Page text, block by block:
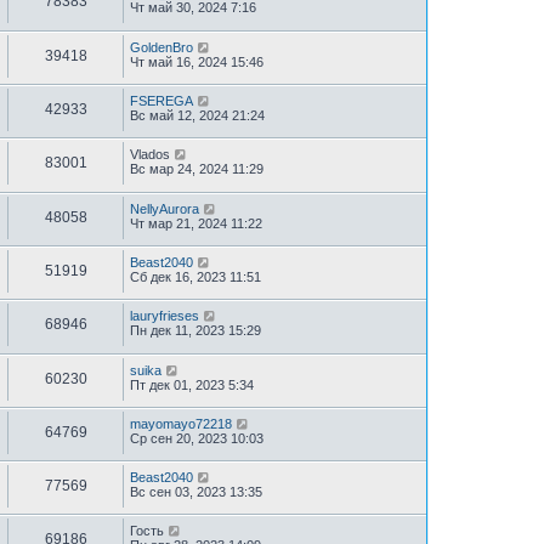
Чт май 30, 2024 7:16
39418
GoldenBro
Чт май 16, 2024 15:46
42933
FSEREGA
Вс май 12, 2024 21:24
83001
Vlados
Вс мар 24, 2024 11:29
48058
NellyAurora
Чт мар 21, 2024 11:22
51919
Beast2040
Сб дек 16, 2023 11:51
68946
lauryfrieses
Пн дек 11, 2023 15:29
60230
suika
Пт дек 01, 2023 5:34
64769
mayomayo72218
Ср сен 20, 2023 10:03
77569
Beast2040
Вс сен 03, 2023 13:35
69186
Гость